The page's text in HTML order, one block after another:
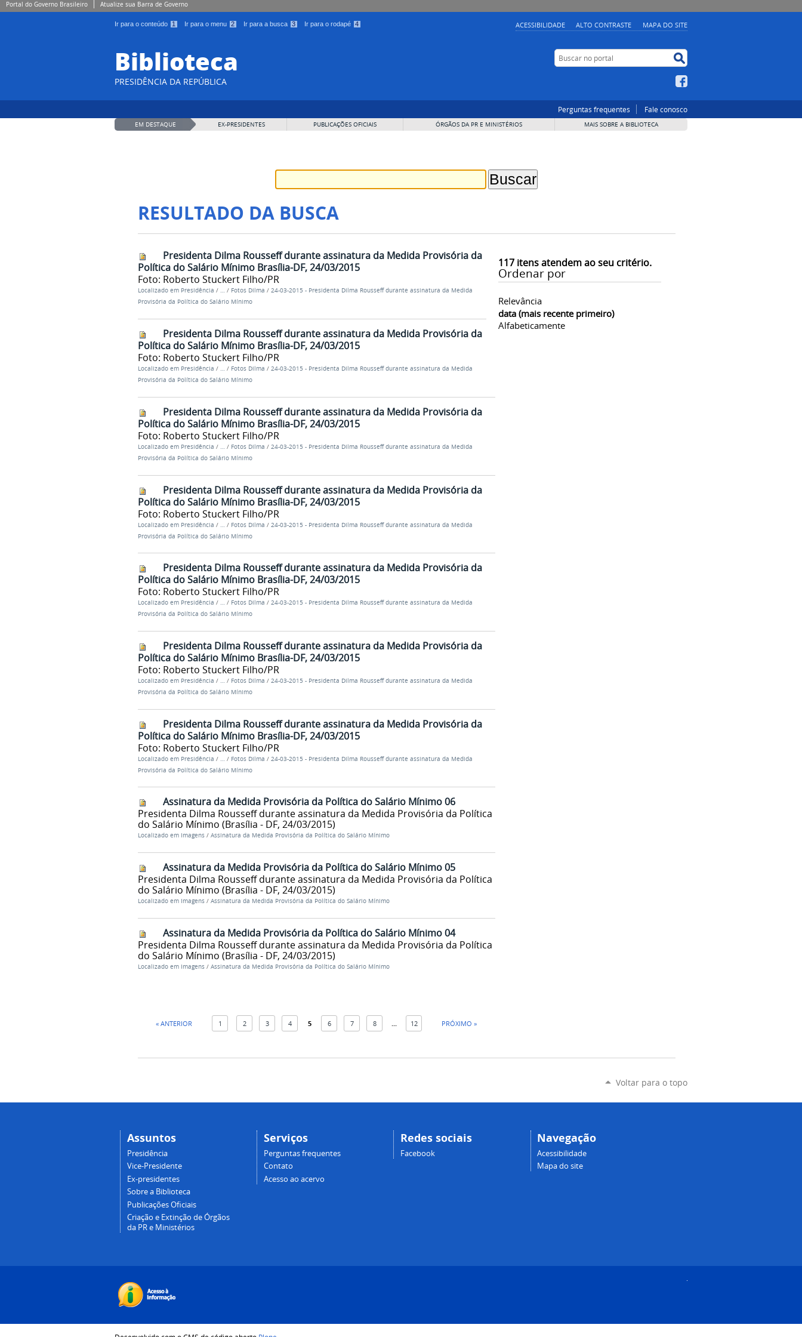
Portal do Governo Brasileiro Atualize sua Barra de Governo
Ir para o conteúdo 1 Ir para o menu 2 Ir para a busca 3 Ir para o rodapé 4 ACESSIBILIDADE ALTO CONTRASTE MAPA DO SITE
Biblioteca
PRESIDÊNCIA DA REPÚBLICA
Buscar no portal
Perguntas frequentes Fale conosco
EM DESTAQUE EX-PRESIDENTES PUBLICAÇÕES OFICIAIS ÓRGÃOS DA PR E MINISTÉRIOS MAIS SOBRE A BIBLIOTECA
RESULTADO DA BUSCA
117itens atendem ao seu critério.
Ordenar por
Relevância
data (mais recente primeiro)
Alfabeticamente
Presidenta Dilma Rousseff durante assinatura da Medida Provisória da
Política do Salário Mínimo Brasília-DF, 24/03/2015
Foto: Roberto Stuckert Filho/PR
Localizado em Presidência / … / Fotos Dilma / 24-03-2015 - Presidenta Dilma Rousseff durante assinatura da Medida
Provisória da Política do Salário Mínimo
Presidenta Dilma Rousseff durante assinatura da Medida Provisória da
Política do Salário Mínimo Brasília-DF, 24/03/2015
Foto: Roberto Stuckert Filho/PR
Localizado em Presidência / … / Fotos Dilma / 24-03-2015 - Presidenta Dilma Rousseff durante assinatura da Medida
Provisória da Política do Salário Mínimo
Presidenta Dilma Rousseff durante assinatura da Medida Provisória da
Política do Salário Mínimo Brasília-DF, 24/03/2015
Foto: Roberto Stuckert Filho/PR
Localizado em Presidência / … / Fotos Dilma / 24-03-2015 - Presidenta Dilma Rousseff durante assinatura da Medida
Provisória da Política do Salário Mínimo
Presidenta Dilma Rousseff durante assinatura da Medida Provisória da
Política do Salário Mínimo Brasília-DF, 24/03/2015
Foto: Roberto Stuckert Filho/PR
Localizado em Presidência / / Fotos Dilma / 24-03-2015 - Presidenta Dilma Rousseff durante assinatura da Medida
Provisória da Política do Salário Mínimo
Presidenta Dilma Rousseff durante assinatura da Medida Provisória da
Política do Salário Mínimo Brasília-DF, 24/03/2015
Foto: Roberto Stuckert Filho/PR
Localizado em Presidência / … / Fotos Dilma / 24-03-2015 - Presidenta Dilma Rousseff durante assinatura da Medida
Provisória da Política do Salário Mínimo
Presidenta Dilma Rousseff durante assinatura da Medida Provisória da
Política do Salário Mínimo Brasília-DF, 24/03/2015
Foto: Roberto Stuckert Filho/PR
Localizado em Presidência / … / Fotos Dilma / 24-03-2015 - Presidenta Dilma Rousseff durante assinatura da Medida
Provisória da Política do Salário Mínimo
Presidenta Dilma Rousseff durante assinatura da Medida Provisória da
Política do Salário Mínimo Brasília-DF, 24/03/2015
Foto: Roberto Stuckert Filho/PR
Localizado em Presidência / … / Fotos Dilma / 24-03-2015 - Presidenta Dilma Rousseff durante assinatura da Medida
Provisória da Política do Salário Mínimo
Assinatura da Medida Provisória da Política do Salário Mínimo 06
Presidenta Dilma Rousseff durante assinatura da Medida Provisória da Política
do Salário Mínimo (Brasília - DF, 24/03/2015)
Localizado em Imagens / Assinatura da Medida Provisória da Política do Salário Mínimo
Assinatura da Medida Provisória da Política do Salário Mínimo 05
Presidenta Dilma Rousseff durante assinatura da Medida Provisória da Política
do Salário Mínimo (Brasília - DF, 24/03/2015)
Localizado em Imagens / Assinatura da Medida Provisória da Política do Salário Mínimo
Assinatura da Medida Provisória da Política do Salário Mínimo 04
Presidenta Dilma Rousseff durante assinatura da Medida Provisória da Política
do Salário Mínimo (Brasília - DF, 24/03/2015)
Localizado em Imagens / Assinatura da Medida Provisória da Política do Salário Mínimo
« ANTERIOR 1 2 3 4 5 6 7 8 12 PRÓXIMO »
Voltar para o topo
Assuntos
Presidência
Vice-Presidente
Ex-presidentes
Sobre a Biblioteca
Publicações Oficiais
Criação e Extinção de Órgãos
da PR e Ministérios
Serviços
Perguntas frequentes
Contato
Acesso ao acervo
Redes sociais
Facebook
Navegação
Acessibilidade
Mapa do site